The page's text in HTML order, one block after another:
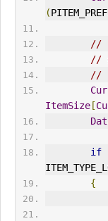
(
//
//
//
ItemSize[
if
{